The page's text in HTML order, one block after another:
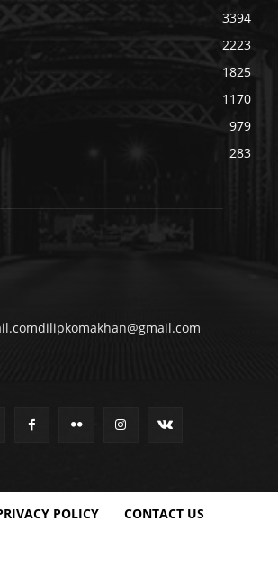
3394
2223
1825
1170
979
283
POLICY CONTACT US